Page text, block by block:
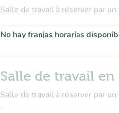
Salle de travail à réserver par
No hay franjas horarias
Salle de travail
Salle de travail à réserver par